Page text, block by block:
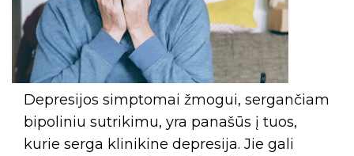
Depresijos simptomai žmogui, sergančiam
bipoliniu sutrikimu, yra panašūs į tuos,
kurie serga klinikine depresija. Jie gali